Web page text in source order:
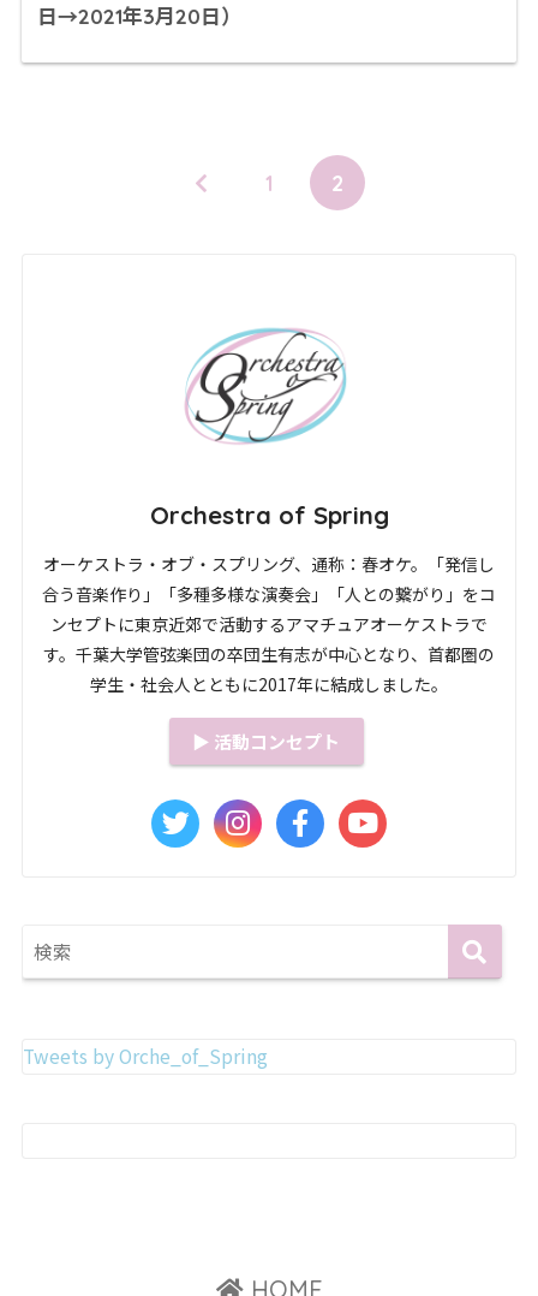
日→2021年3月20日）
1 2
Orchestra of Spring
オーケストラ・オブ・スプリング、通称：春オケ。「発信し
合う音楽作り」「多種多様な演奏会」「人との繋がり」をコ
ンセプトに東京近郊で活動するアマチュアオーケストラで
す。千葉大学管弦楽団の卒団生有志が中心となり、首都圏の
学生・社会人とともに2017年に結成しました。
▶︎ 活動コンセプト
Tweets by Orche_of_Spring
HOME